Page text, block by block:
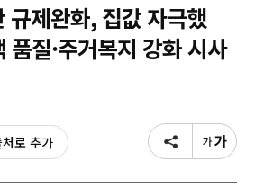
제완화, 집값 자극했
질·주거복지 강화 시사
로 추가